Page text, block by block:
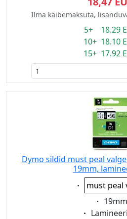
Ilma käibemaksuta,
5+ 18.29
10+ 18.10
15+ 17.92
Dymo sildid must peal valge
19mm,
Eigenschaft:
must peal
19mm
Eigenschaft: